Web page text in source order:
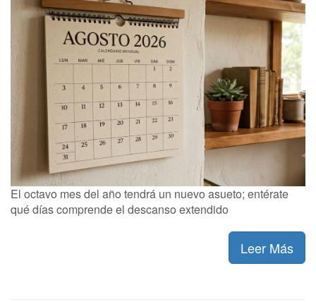
El octavo mes del año tendrá un nuevo asueto; entérate
qué días comprende el descanso extendido
Leer Más